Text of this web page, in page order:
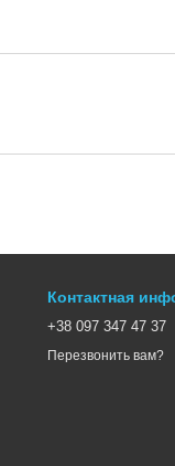
Контактная
+38 097 347 47 37
Перезвонить вам?